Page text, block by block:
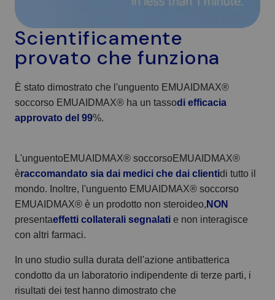
Scientificamente
provato che funziona
È stato dimostrato che l'unguento EMUAIDMAX®
soccorso EMUAIDMAX® ha un tassodi efficacia
approvato del 99%.
L'unguentoEMUAIDMAX® soccorsoEMUAIDMAX®
èraccomandato sia dai medici che dai clientidi tutto il
mondo. Inoltre, l'unguento EMUAIDMAX® soccorso
EMUAIDMAX® è un prodotto non steroideo, NON
presentaeffetti collaterali segnalati e non interagisce
con altri farmaci.
In uno studio sulla durata dell'azione antibatterica
condotto da un laboratorio indipendente di terze parti, i
risultati dei test hanno dimostrato che